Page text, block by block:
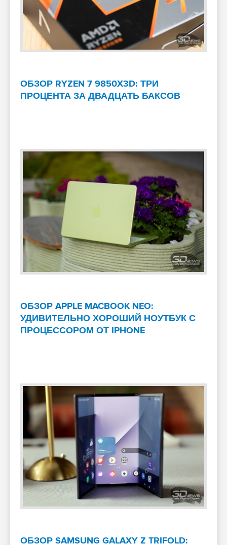
ОБЗОР RYZEN 7 9850X3D: ТРИ
ПРОЦЕНТА ЗА ДВАДЦАТЬ БАКСОВ
ОБЗОР APPLE MACBOOK NEO:
УДИВИТЕЛЬНО ХОРОШИЙ НОУТБУК С
ПРОЦЕССОРОМ ОТ IPHONE
ОБЗОР SAMSUNG GALAXY Z TRIFOLD: